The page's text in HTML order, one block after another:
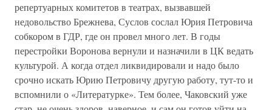
репертуарных комитетов в театрах, вызвавшей
недовольство Брежнева, Суслов сослал Юрия Петровича
собкором в ГДР, где он провел много лет. В годы
перестройки Воронова вернули и назначили в ЦК ведать
культурой. А когда отдел ликвидировали и надо было
срочно искать Юрию Петровичу другую работу, тут-то и
вспомнили о «Литературке». Тем более, Чаковский уже